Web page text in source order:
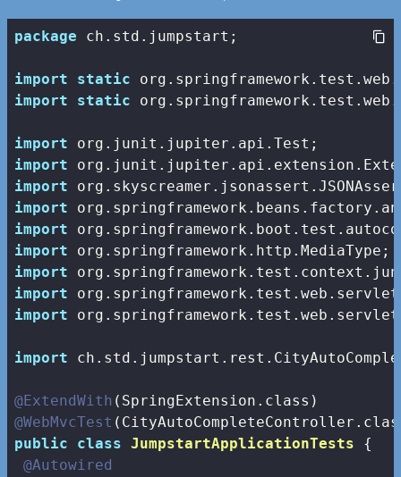
package ch.std.jumpstart;
import
static
import
static
import
import
import
import
import
import
import
import
import
import
@ExtendWith
@WebMvcTest
public
class JumpstartApplicationTests
{
@Autowired